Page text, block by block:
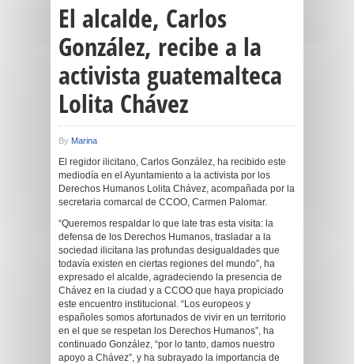
El alcalde, Carlos
González, recibe a la
activista guatemalteca
Lolita Chávez
By Marina
El regidor ilicitano, Carlos González, ha recibido este
mediodía en el Ayuntamiento a la activista por los
Derechos Humanos Lolita Chávez, acompañada por la
secretaria comarcal de CCOO, Carmen Palomar.
“Queremos respaldar lo que late tras esta visita: la
defensa de los Derechos Humanos, trasladar a la
sociedad ilicitana las profundas desigualdades que
todavía existen en ciertas regiones del mundo”, ha
expresado el alcalde, agradeciendo la presencia de
Chávez en la ciudad y a CCOO que haya propiciado
este encuentro institucional. “Los europeos y
españoles somos afortunados de vivir en un territorio
en el que se respetan los Derechos Humanos”, ha
continuado González, “por lo tanto, damos nuestro
apoyo a Chávez”, y ha subrayado la importancia de